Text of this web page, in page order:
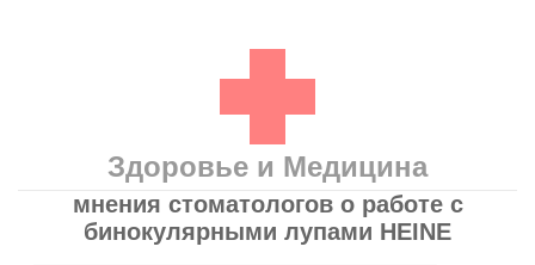
Здоровье и Медицина
мнения стоматологов о работе с
бинокулярными лупами HEINE